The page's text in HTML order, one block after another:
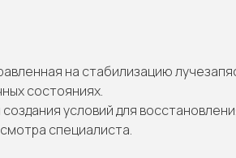
на стабилизацию
состояниях.
условий для
специалиста.